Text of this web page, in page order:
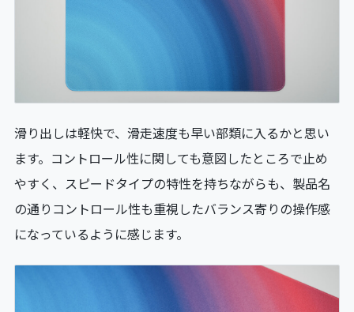
滑り出しは軽快で、滑走速度も早い部類に入るかと思い
ます。コントロール性に関しても意図したところで止め
やすく、スピードタイプの特性を持ちながらも、製品名
の通りコントロール性も重視したバランス寄りの操作感
になっているように感じます。